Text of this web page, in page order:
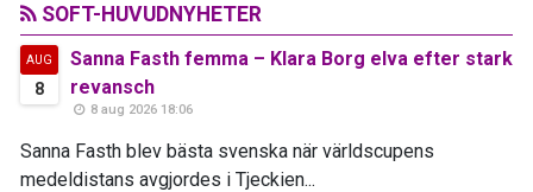
SOFT-HUVUDNYHETER
AUG
8
Sanna Fasth femma – Klara Borg elva efter stark
revansch
8 aug 2026 18:06
Sanna Fasth blev bästa svenska när världscupens
medeldistans avgjordes i Tjeckien...